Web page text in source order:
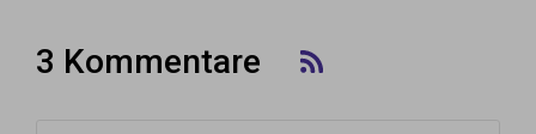
3 Kommentare